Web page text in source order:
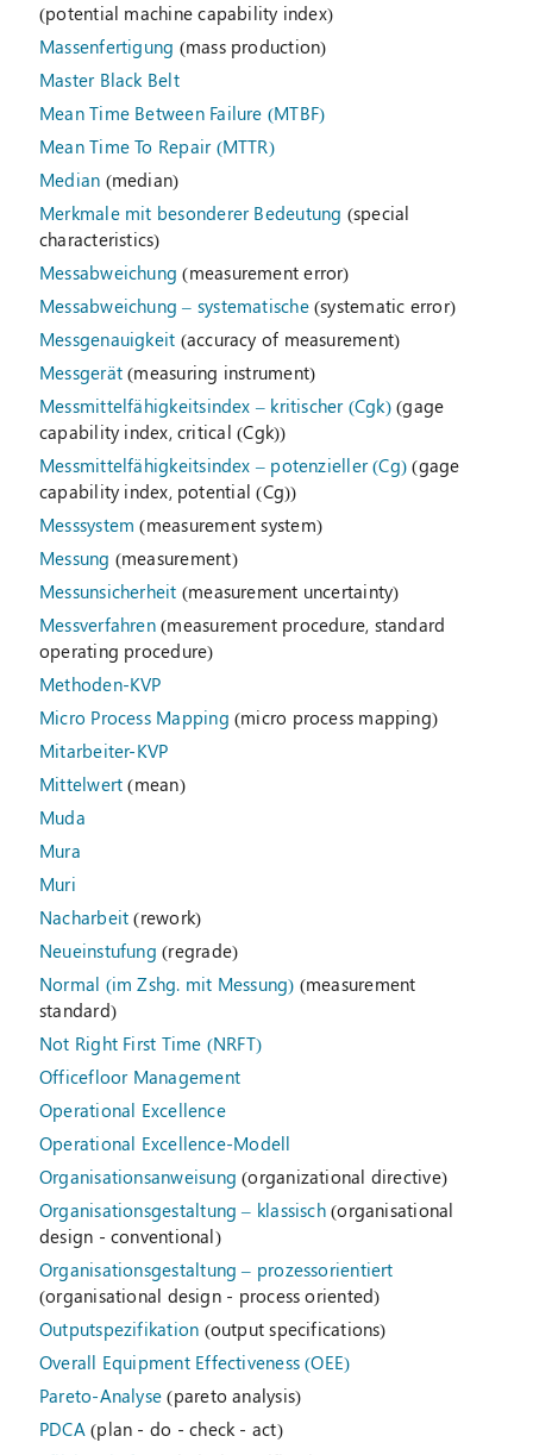
(potential machine capability index)
Massenfertigung (mass production)
Master Black Belt
Mean Time Between Failure (MTBF)
Mean Time To Repair (MTTR)
Median (median)
Merkmale mit besonderer Bedeutung (special
characteristics)
Messabweichung (measurement error)
Messabweichung – systematische(systematic error)
Messgenauigkeit (accuracy of measurement)
Messgerät (measuring instrument)
Messmittelfähigkeitsindex – kritischer (Cgk)(gage
capability index, critical (Cgk))
Messmittelfähigkeitsindex – potenzieller (Cg) (gage
capability index, potential (Cg))
Messsystem (measurement system)
Messung (measurement)
Messunsicherheit (measurement uncertainty)
Messverfahren(measurement procedure, standard
operating procedure)
Methoden-KVP
Micro Process Mapping (micro process mapping)
Mitarbeiter-KVP
Mittelwert (mean)
Muda
Mura
Muri
Nacharbeit (rework)
Neueinstufung (regrade)
Normal (im Zshg. mit Messung) (measurement
standard)
Not Right First Time (NRFT)
Officefloor Management
Operational Excellence
Operational Excellence-Modell
Organisationsanweisung (organizational directive)
Organisationsgestaltung – klassisch(organisational
design - conventional)
Organisationsgestaltung – prozessorientiert
(organisational design - process oriented)
Outputspezifikation (output specifications)
Overall Equipment Effectiveness (OEE)
Pareto-Analyse (pareto analysis)
PDCA(plan - do - check - act)